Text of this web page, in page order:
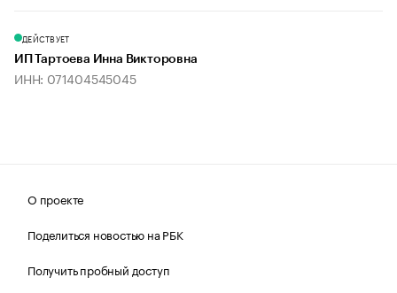
ДЕЙСТВУЕТ
ИП Тартоева Инна Викторовна
ИНН: 071404545045
О проекте
Поделиться новостью на РБК
Получить пробный доступ